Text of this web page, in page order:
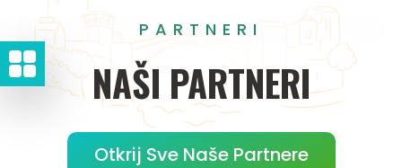
PARTNERI
NAŠI PARTNERI
Otkrij Sve Naše Partnere